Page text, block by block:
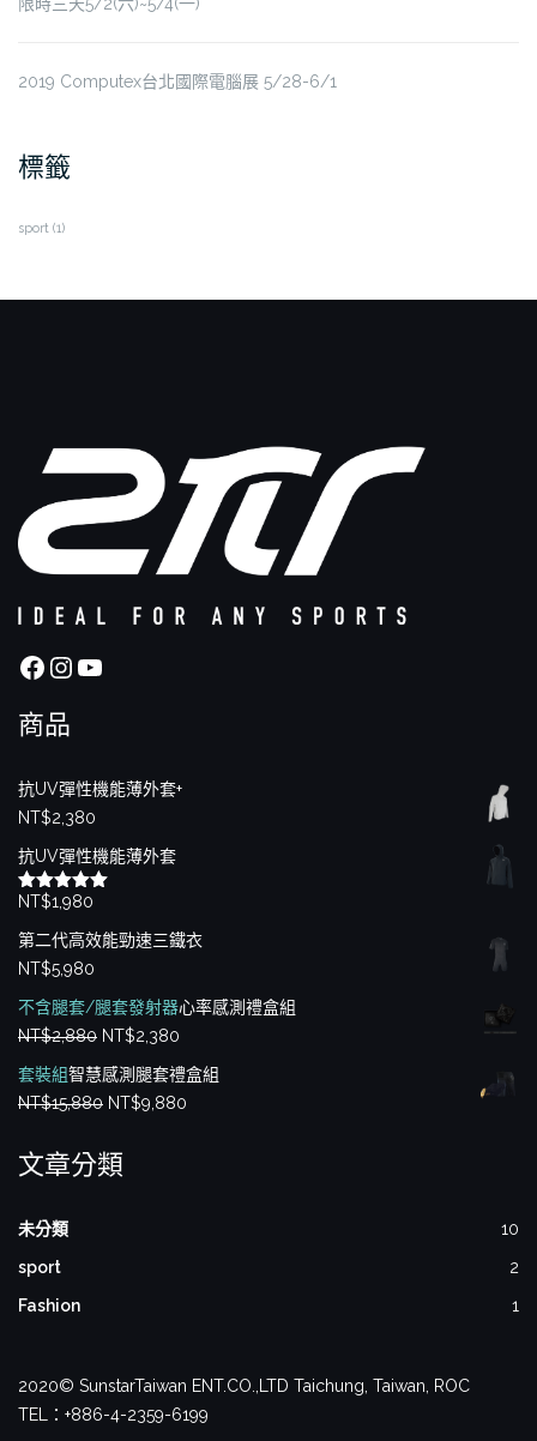
2019 Computex台北國際電腦展 5/28-6/1
標籤
sport (1)
Facebook
Instagram
YouTube
商品
抗UV彈性機能薄外套+
NT$2,380
抗UV彈性機能薄外套
評分5.00
NT$1,980
第二代高效能勁速三鐵衣
NT$5,980
不含腿套/腿套發射器心率感測禮盒組
NT$2,880 原
始
價
NT$2,880。
NT$2,380
前
套裝組智慧感測腿套禮盒組
NT$15,880 原
價
NT$9,880
文章分類
未分類
10
sport
2
Fashion
1
2020© SunstarTaiwan ENT.CO.,LTD Taichung, Taiwan, ROC
TEL：+886-4-2359-6199